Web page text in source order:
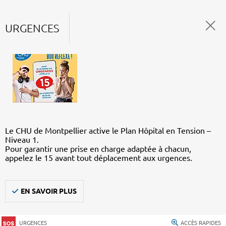
URGENCES
Le CHU de Montpellier active le Plan Hôpital en Tension –
Niveau 1.
Pour garantir une prise en charge adaptée à chacun,
appelez le 15 avant tout déplacement aux urgences.
EN SAVOIR PLUS
URGENCES ACCÈS RAPIDES